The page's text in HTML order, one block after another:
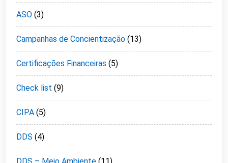
ASO (3)
Campanhas de Concientização (13)
Certificações Financeiras (5)
Check list (9)
CIPA (5)
DDS (4)